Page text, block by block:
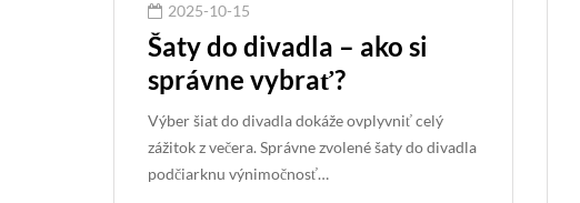
2025-10-15
Šaty do divadla – ako si
správne vybrať?
Výber šiat do divadla dokáže ovplyvniť celý
zážitok z večera. Správne zvolené šaty do divadla
podčiarknu výnimočnosť…